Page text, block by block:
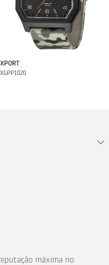
XPORT
XGPP1020
máxima no